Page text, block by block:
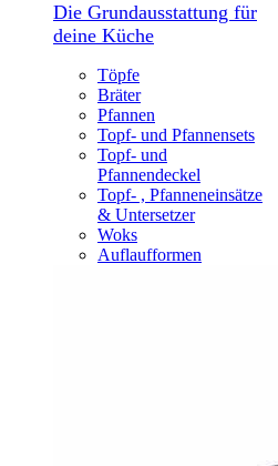
Die Grundausstattung für
deine Küche
Töpfe
Bräter
Pfannen
Topf- und Pfannensets
Topf- und
Pfannendeckel
Topf- , Pfanneneinsätze
& Untersetzer
Woks
Auflaufformen